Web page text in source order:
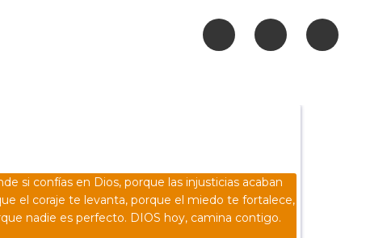
si confías en Dios, porque las injusticias acaban
el coraje te levanta, porque el miedo te fortalece,
nadie es perfecto. DIOS hoy, camina contigo.